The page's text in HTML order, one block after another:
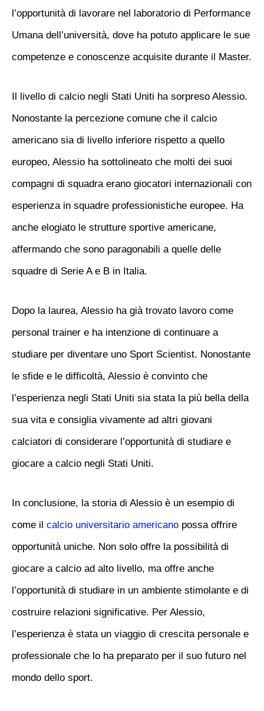
l’opportunità di lavorare nel laboratorio di Performance
Umana dell’università, dove ha potuto applicare le sue
competenze e conoscenze acquisite durante il Master.
Il livello di calcio negli Stati Uniti ha sorpreso Alessio.
Nonostante la percezione comune che il calcio
americano sia di livello inferiore rispetto a quello
europeo, Alessio ha sottolineato che molti dei suoi
compagni di squadra erano giocatori internazionali con
esperienza in squadre professionistiche europee. Ha
anche elogiato le strutture sportive americane,
affermando che sono paragonabili a quelle delle
squadre di Serie A e B in Italia.
Dopo la laurea, Alessio ha già trovato lavoro come
personal trainer e ha intenzione di continuare a
studiare per diventare uno Sport Scientist. Nonostante
le sfide e le difficoltà, Alessio è convinto che
l’esperienza negli Stati Uniti sia stata la più bella della
sua vita e consiglia vivamente ad altri giovani
calciatori di considerare l’opportunità di studiare e
giocare a calcio negli Stati Uniti.
In conclusione, la storia di Alessio è un esempio di
come il calcio universitario americano possa offrire
opportunità uniche. Non solo offre la possibilità di
giocare a calcio ad alto livello, ma offre anche
l’opportunità di studiare in un ambiente stimolante e di
costruire relazioni significative. Per Alessio,
l’esperienza è stata un viaggio di crescita personale e
professionale che lo ha preparato per il suo futuro nel
mondo dello sport.